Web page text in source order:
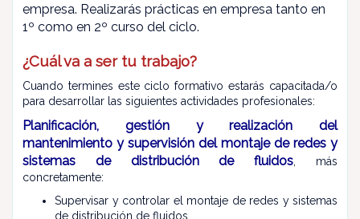
empresa. Realizarás prácticas en empresa tanto en
1º como en 2º curso del ciclo.
¿Cuál va a ser tu trabajo?
Cuando termines este ciclo formativo estarás capacitada/o
para desarrollar las siguientes actividades profesionales:
Planificación, gestión y realización del
mantenimiento y supervisión del montaje de redes y
sistemas de distribución de fluidos , más
concretamente:
Supervisar y controlar el montaje de redes y sistemas
de distribución de fluidos.